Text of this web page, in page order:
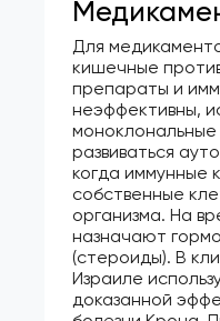
Для
кишечные
препараты и
неэффективны,
развиваться
когда иммунные
собственные
организма. На
назначают
(стероиды). В
Израиле
доказанной